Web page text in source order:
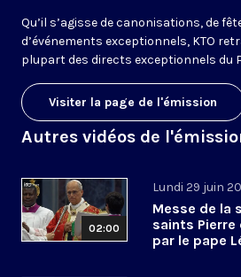
Qu’il s’agisse de canonisations, de
d’événements exceptionnels, KTO
plupart des directs exceptionnels du
Visiter la page de l'émission
Autres vidéos de
02:00
Lundi 29 juin
Messe de la
saints Pierre
par le pape